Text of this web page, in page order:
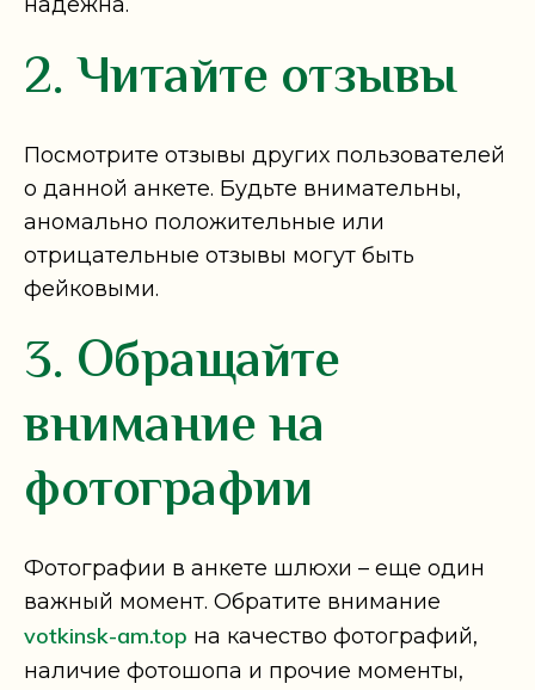
2. Читайте отзывы
Посмотрите отзывы других пользователей
о данной анкете. Будьте внимательны,
аномально положительные или
отрицательные отзывы могут быть
фейковыми.
3. Обращайте
внимание на
фотографии
Фотографии в анкете шлюхи – еще один
важный момент. Обратите внимание
votkinsk-am.top на качество фотографий,
наличие фотошопа и прочие моменты,